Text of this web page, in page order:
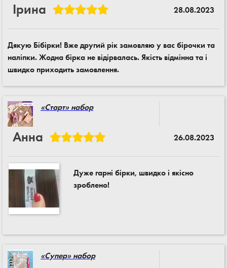
Ірина 28.08.2023
Дякую Бібірки! Вже другий рік замовляю у вас бірочки та
наліпки. Жодна бірка не відірвалась. Якість відмінна та і
швидко приходить замовлення.
«Старт» набор
Анна 26.08.2023
Дуже гарні бірки, швидко і якісно
зроблено!
«Супер» набор